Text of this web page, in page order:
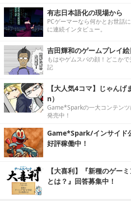
有志日本語化の現場から
PCゲーマーなら何かとお世話
に連続インタビュー。
吉田輝和のゲームプレイ
もはやゲムスパの顔！どこか
記
【大人気4コマ】じゃん
n）
Game*Sparkの一大コンテン
発売中！
Game*Spark/インサイド
好評稼働中！
【大喜利】『新種のゲー
とは？』回答募集中！